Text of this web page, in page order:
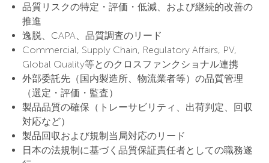
品質リスクの特定・評価・低減、および継続的改善の
推進
逸脱、CAPA、品質調査のリード
Commercial, Supply Chain, Regulatory Affairs, PV,
Global Quality等とのクロスファンクショナル連携
外部委託先（国内製造所、物流業者等）の品質管理
（選定・評価・監査）
製品品質の確保（トレーサビリティ、出荷判定、回収
対応など）
製品回収および規制当局対応のリード
日本の法規制に基づく品質保証責任者としての職務遂